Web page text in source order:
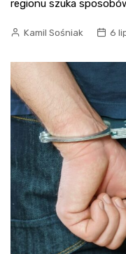
regionu szuka
Kamil Sośniak 6